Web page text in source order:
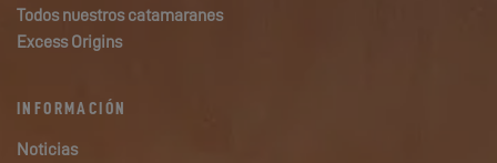
Todos nuestros catamaranes
Excess Origins
INFORMACIÓN
Noticias